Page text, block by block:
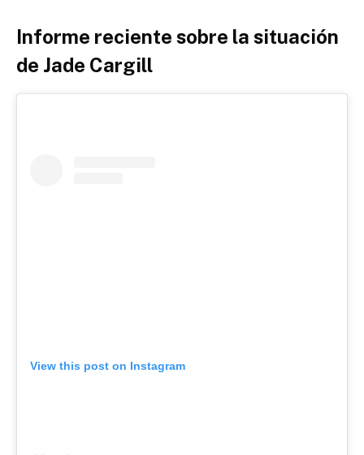
Informe reciente sobre la situación
de Jade Cargill
View this post on Instagram